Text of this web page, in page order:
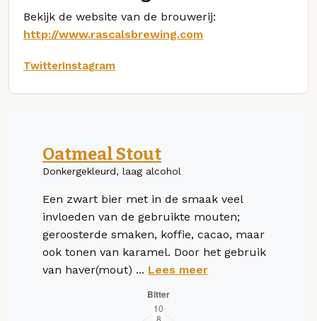
Bekijk de website van de brouwerij:
http://www.rascalsbrewing.com
TwitterInstagram
Oatmeal Stout
Donkergekleurd, laag alcohol
Een zwart bier met in de smaak veel
invloeden van de gebruikte mouten;
geroosterde smaken, koffie, cacao, maar
ook tonen van karamel. Door het gebruik
van haver(mout) ... Lees meer